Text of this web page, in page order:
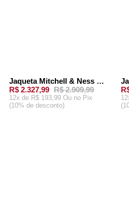
-20%
Jaqueta Mitchell & Ness Lightweight Satin Bomber Vintage Logo Pittsburgh Steelers Preta
R$ 2.327,99 R$ 2.909,99
12x de R$ 193,99 Ou no Pix
(10% de desconto)